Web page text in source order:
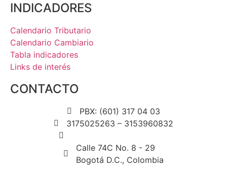
INDICADORES
Calendario Tributario
Calendario Cambiario
Tabla indicadores
Links de interés
CONTACTO
PBX: (601) 317 04 03
3175025263 – 3153960832
Calle 74C No. 8 - 29
Bogotá D.C., Colombia